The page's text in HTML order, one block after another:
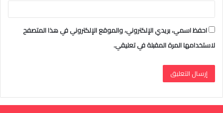
احفظ اسمي، بريدي الإلكتروني، والموقع الإلكتروني في هذا المتصفح
لاستخدامها المرة المقبلة في تعليقي.